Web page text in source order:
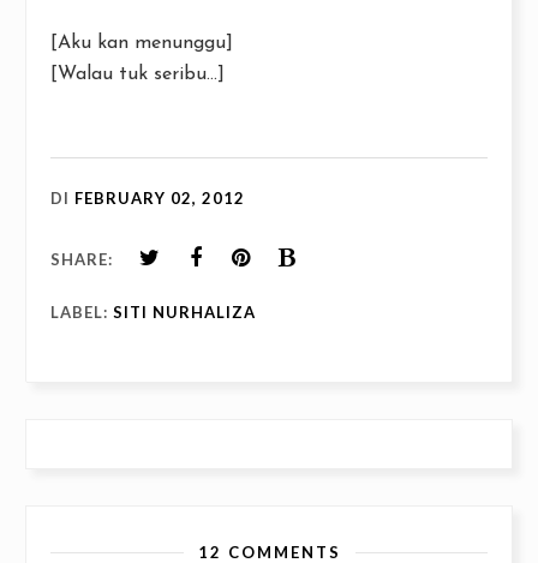
[Aku kan menunggu]
[Walau tuk seribu...]
DI FEBRUARY 02, 2012
SHARE:
LABEL: SITI NURHALIZA
12 COMMENTS